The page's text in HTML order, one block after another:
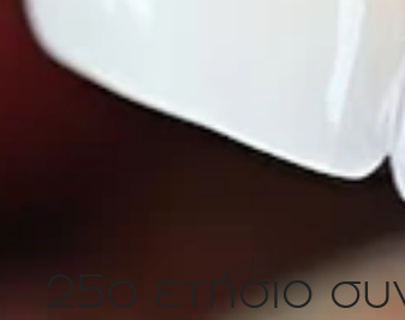
25ο ετήσιο